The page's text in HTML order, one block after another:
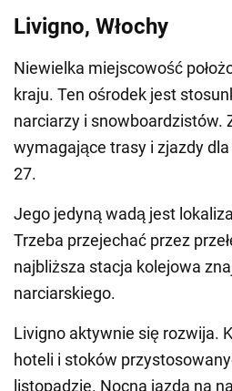
Livigno, Włochy
Niewielka miejscowość
kraju. Ten ośrodek jest
narciarzy i snowboardzistów.
wymagające trasy i zjazdy
27.
Jego jedyną wadą jest
Trzeba przejechać przez
najbliższa stacja kolejowa
narciarskiego.
Livigno aktywnie się rozwija.
hoteli i stoków
listopadzie. Nocna jazda na